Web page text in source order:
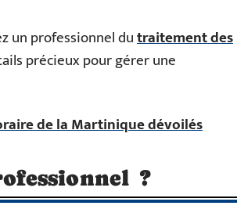
un professionnel dutraitement des
précieux pour gérer une
de la Martinique dévoilés
?